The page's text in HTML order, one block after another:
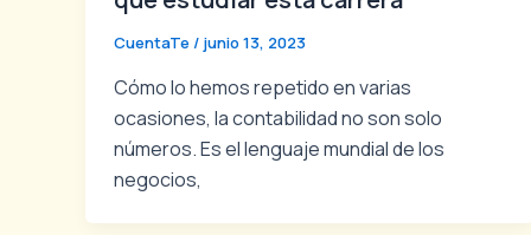
CuentaTe / junio 13, 2023
Cómo lo hemos repetido en varias
ocasiones, la contabilidad no son solo
números. Es el lenguaje mundial de los
negocios,